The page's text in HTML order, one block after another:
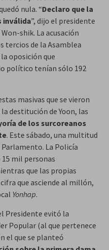
nula. “Declaro que la
inválida”, dijo el presidente
shik. La acusación
tercios de la Asamblea
oposición que
político tenían sólo 192
masivas que se vieron
destitución de Yoon, las
de los surcoreanos
. Este sábado, una multitud
La Policía
mil personas
que las propias
que asciende al millón,
Yonhap.
Presidente evitó la
Popular (al que pertenece
el que se planteó